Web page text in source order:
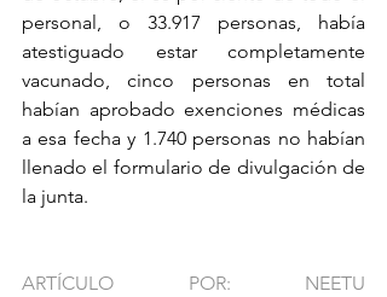
personal, o 33.917 personas, había
atestiguado estar completamente
vacunado, cinco personas en total
habían aprobado exenciones médicas
a esa fecha y 1.740 personas no habían
llenado el formulario de divulgación de
la junta.
ARTÍCULO POR: NEETU